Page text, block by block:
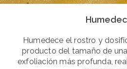
Humedece el rostro y
producto del tamaño de
exfoliación más profunda,